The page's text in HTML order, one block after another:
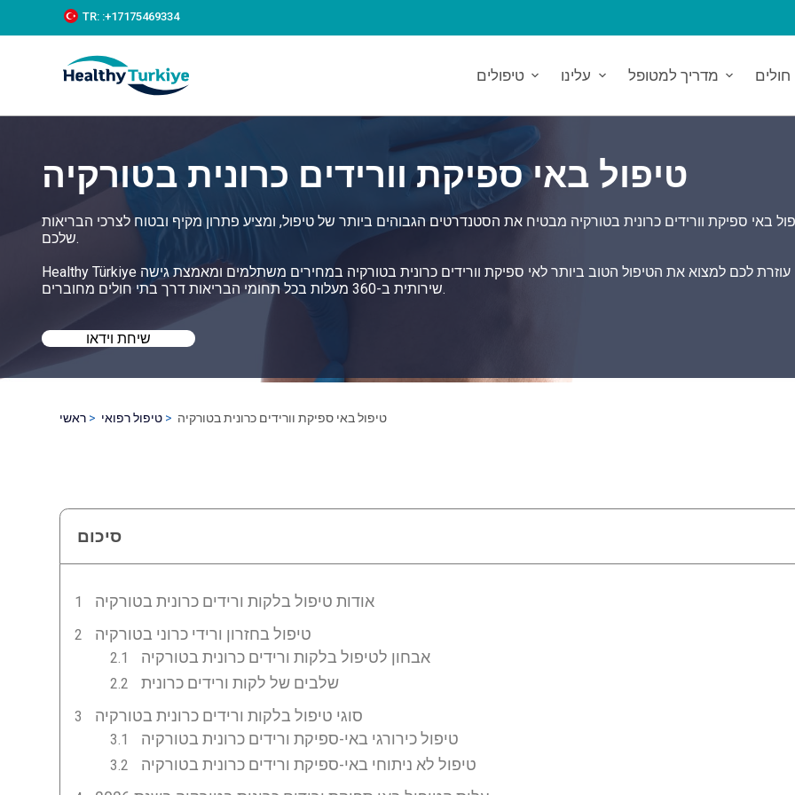
k
c
TR: :+‪17175469334‬
טיפולים עלינו מדריך למטופל
טיפול באי ספיקת וורידים כרונית בטורקיה
באי ספיקת וורידים כרונית בטורקיה מבטיח את הסטנדרטים הגבוהים ביותר של טיפול, ומציע פתרון מקיף ובטוח לצרכי הבריאות
שלכם.
Healthy Türkiye עוזרת לכם למצוא את הטיפול הטוב ביותר לאי ספיקת וורידים כרונית בטורקיה במחירים משתלמים ומאמצת גישה
שירותית ב-360 מעלות בכל תחומי הבריאות דרך בתי חולים מחוברים.
שיחת וידאו
ראשי טיפול רפואי טיפול באי ספיקת וורידים כרונית בטורקיה
סיכום
אודות טיפול בלקות ורידים כרונית בטורקיה
טיפול בחזרון ורידי כרוני בטורקיה
אבחון לטיפול בלקות ורידים כרונית בטורקיה
שלבים של לקות ורידים כרונית
סוגי טיפול בלקות ורידים כרונית בטורקיה
טיפול כירורגי באי-ספיקת ורידים כרונית בטורקיה
טיפול לא ניתוחי באי-ספיקת ורידים כרונית בטורקיה